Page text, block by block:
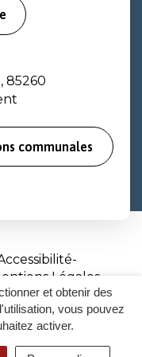
et obtenir des
vous pouvez
activer.
85260
communales
Légales